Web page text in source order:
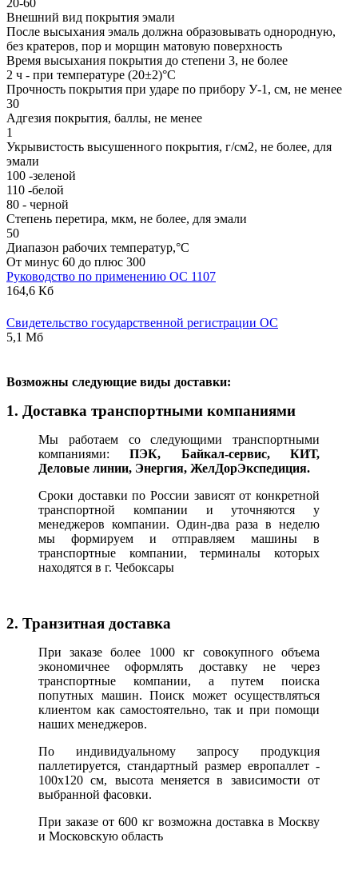
Внешний вид покрытия эмали
После высыхания эмаль должна образовывать однородную,
без кратеров, пор и морщин матовую поверхность
Время высыхания покрытия до степени 3, не более
2 ч - при температуре (20±2)°С
Прочность покрытия при ударе по прибору У-1, см, не менее
30
Адгезия покрытия, баллы, не менее
1
Укрывистость высушенного покрытия, г/см2, не более, для
эмали
100 -зеленой
110 -белой
80 - черной
Степень перетира, мкм, не более, для эмали
50
Диапазон рабочих температур,°С
От минус 60 до плюс 300
Руководство по применению ОС 1107
164,6 Кб
Свидетельство государственной регистрации ОС
5,1 Мб
Возможны следующие виды доставки:
1. Доставка транспортными компаниями
Мы работаем со следующими транспортными
компаниями:ПЭК, Байкал-сервис, КИТ,
Деловые линии, Энергия, ЖелДорЭкспедиция.
Сроки доставки по России зависят от конкретной
транспортной компании и уточняются у
менеджеров компании. Один-два раза в неделю
мы формируем и отправляем машины в
транспортные компании, терминалы которых
находятся в г. Чебоксары
2. Транзитная доставка
При заказе более 1000 кг совокупного объема
экономичнее оформлять доставку не через
транспортные компании, а путем поиска
попутных машин. Поиск может осуществляться
клиентом как самостоятельно, так и при помощи
наших менеджеров.
По индивидуальному запросу продукция
паллетируется, стандартный размер европаллет -
100х120 см, высота меняется в зависимости от
выбранной фасовки.
При заказе от 600 кг возможна доставка в Москву
и Московскую область